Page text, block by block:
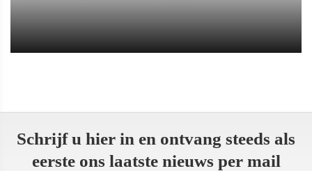
Schrijf u hier in en ontvang steeds als
eerste ons laatste nieuws per mail